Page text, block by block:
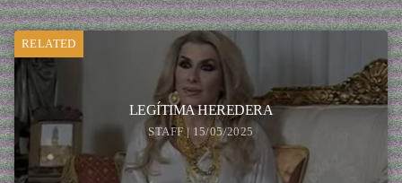
RELATED
LEGÍTIMA HEREDERA
STAFF | 15/05/2025